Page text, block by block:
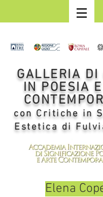
GALLERIA DI
IN POESIA
con Critiche in
Estetica di
Elena